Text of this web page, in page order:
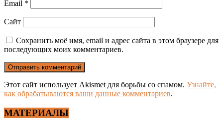
Email *
Сайт
Сохранить моё имя, email и адрес сайта в этом браузере для
последующих моих комментариев.
Этот сайт использует Akismet для борьбы со спамом. Узнайте,
как обрабатываются ваши данные комментариев.
МАТЕРИАЛЫ